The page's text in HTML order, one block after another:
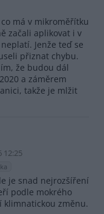
má v mikroměřítku
začali aplikovat i v
Jenže teď se
přiznat chybu.
že budou dál
a záměrem
takže je mlžit
12:25
je snad nejrozšíření
podle mokrého
klimnatickou změnu.